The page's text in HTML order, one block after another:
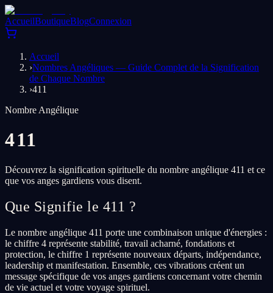
AccueilBoutiqueBlogConnexion
Accueil
›Nombres Angéliques — Guide Complet de la Signification
de Chaque Nombre
›411
Nombre Angélique
411
Découvrez la signification spirituelle du nombre angélique 411 et ce
que vos anges gardiens vous disent.
Que Signifie le 411 ?
Le nombre angélique 411 porte une combinaison unique d'énergies :
le chiffre 4 représente stabilité, travail acharné, fondations et
protection, le chiffre 1 représente nouveaux départs, indépendance,
leadership et manifestation. Ensemble, ces vibrations créent un
message spécifique de vos anges gardiens concernant votre chemin
de vie actuel et votre voyage spirituel.